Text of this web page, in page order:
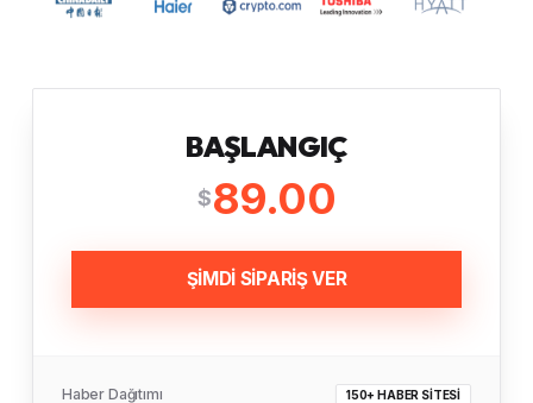
BAŞLANGIÇ
$89.00
ŞİMDİ SİPARİŞ VER
Haber Dağıtımı 150+ HABER SITESI